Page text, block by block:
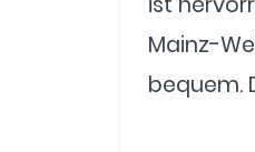
Mainz-
bequem.